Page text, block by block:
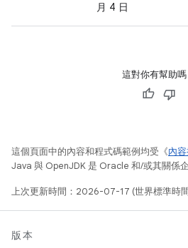
月 4 日
這對你有幫助嗎
這個頁面中的內容和程式碼範例均受《內
Java 與 OpenJDK 是 Oracle 和/或其關係
上次更新時間：2026-07-17 (世界標準時間
版本